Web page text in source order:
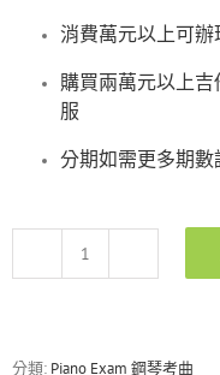
消費萬元以上可辦
購買兩萬元以上吉
服
分期如需更多期數
英
2017-
分類: Piano Exam 鋼琴考曲